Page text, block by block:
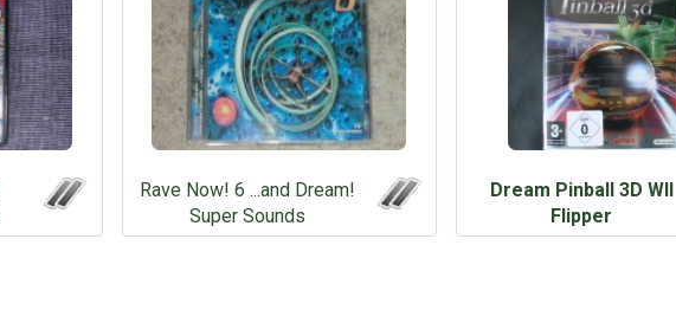
Rave Now! 6 ...and Dream!
Super Sounds
Dream Pinball 3D WII
Flipper